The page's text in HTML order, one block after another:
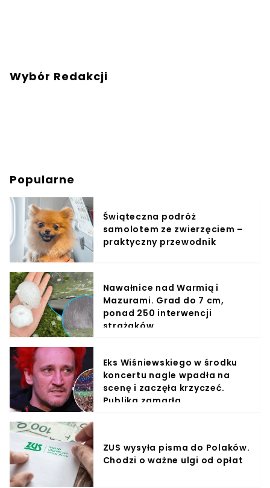
Wybór Redakcji
Popularne
Świąteczna podróż
samolotem ze zwierzęciem –
praktyczny przewodnik
Nawałnice nad Warmią i
Mazurami. Grad do 7 cm,
ponad 250 interwencji
strażaków
Eks Wiśniewskiego w środku
koncertu nagle wpadła na
scenę i zaczęła krzyczeć.
Publika zamarła
ZUS wysyła pisma do Polaków.
Chodzi o ważne ulgi od opłat